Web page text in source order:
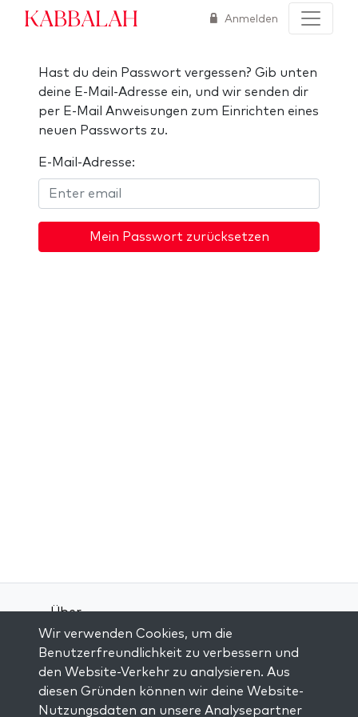
Kabbalah Anmelden
Hast du dein Passwort vergessen? Gib unten
deine E-Mail-Adresse ein, und wir senden dir
per E-Mail Anweisungen zum Einrichten eines
neuen Passworts zu.
E-Mail-Adresse:
Mein Passwort zurücksetzen
Über
Kontakt
Datenschutz-Bestimmungen
Wir verwenden Cookies, um die
Benutzerfreundlichkeit zu verbessern und
den Website-Verkehr zu analysieren. Aus
diesen Gründen können wir deine Website-
Nutzungsdaten an unsere Analysepartner